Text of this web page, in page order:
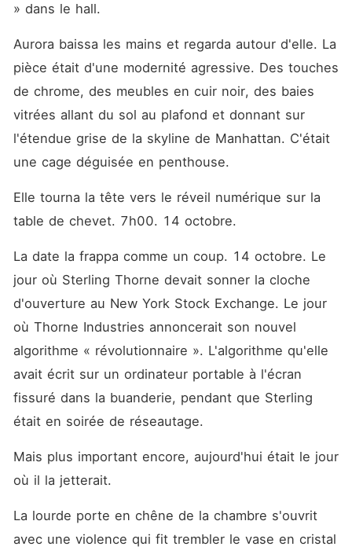
» dans le hall.
Aurora baissa les mains et regarda autour d'elle. La
pièce était d'une modernité agressive. Des touches
de chrome, des meubles en cuir noir, des baies
vitrées allant du sol au plafond et donnant sur
l'étendue grise de la skyline de Manhattan. C'était
une cage déguisée en penthouse.
Elle tourna la tête vers le réveil numérique sur la
table de chevet. 7h00. 14 octobre.
La date la frappa comme un coup. 14 octobre. Le
jour où Sterling Thorne devait sonner la cloche
d'ouverture au New York Stock Exchange. Le jour
où Thorne Industries annoncerait son nouvel
algorithme « révolutionnaire ». L'algorithme qu'elle
avait écrit sur un ordinateur portable à l'écran
fissuré dans la buanderie, pendant que Sterling
était en soirée de réseautage.
Mais plus important encore, aujourd'hui était le jour
où il la jetterait.
La lourde porte en chêne de la chambre s'ouvrit
avec une violence qui fit trembler le vase en cristal